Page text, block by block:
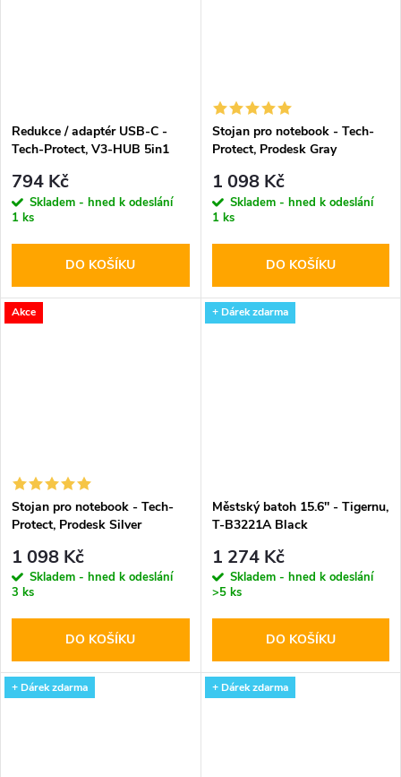
Redukce / adaptér USB-C -
Tech-Protect, V3-HUB 5in1
794 Kč
Skladem - hned k odeslání
1 ks
DO KOŠÍKU
Stojan pro notebook - Tech-
Protect, Prodesk Gray
1 098 Kč
Skladem - hned k odeslání
1 ks
DO KOŠÍKU
Akce
Stojan pro notebook - Tech-
Protect, Prodesk Silver
1 098 Kč
Skladem - hned k odeslání
3 ks
DO KOŠÍKU
+ Dárek zdarma
Městský batoh 15.6'' - Tigernu,
T-B3221A Black
1 274 Kč
Skladem - hned k odeslání
>5 ks
DO KOŠÍKU
+ Dárek zdarma + Dárek zdarma